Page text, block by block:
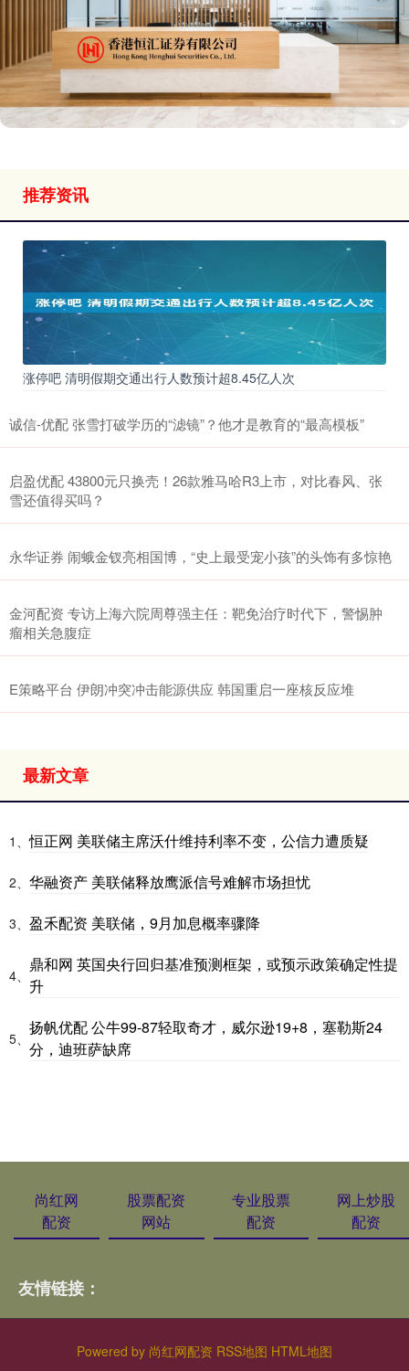
推荐资讯
涨停吧 清明假期交通出行人数预计超8.45亿人次
诚信-优配 张雪打破学历的“滤镜”？他才是教育的“最高模板”
启盈优配 43800元只换壳！26款雅马哈R3上市，对比春风、张
雪还值得买吗？
永华证券 闹蛾金钗亮相国博，“史上最受宠小孩”的头饰有多惊艳
金河配资 专访上海六院周尊强主任：靶免治疗时代下，警惕肿
瘤相关急腹症
E策略平台 伊朗冲突冲击能源供应 韩国重启一座核反应堆
最新文章
1、恒正网 美联储主席沃什维持利率不变，公信力遭质疑
2、 华融资产 美联储释放鹰派信号难解市场担忧
3、 盈禾配资 美联储，9月加息概率骤降
4、
鼎和网 英国央行回归基准预测框架，或预示政策确定性提
升
5、
扬帆优配 公牛99-87轻取奇才，威尔逊19+8，塞勒斯24
分，迪班萨缺席
尚红网
配资
股票配资
网站
专业股票
配资
网上炒股
配资
友情链接：
Powered by 尚红网配资 RSS地图 HTML地图